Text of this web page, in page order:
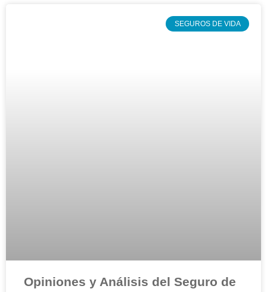
SEGUROS DE VIDA
Opiniones y Análisis del Seguro de